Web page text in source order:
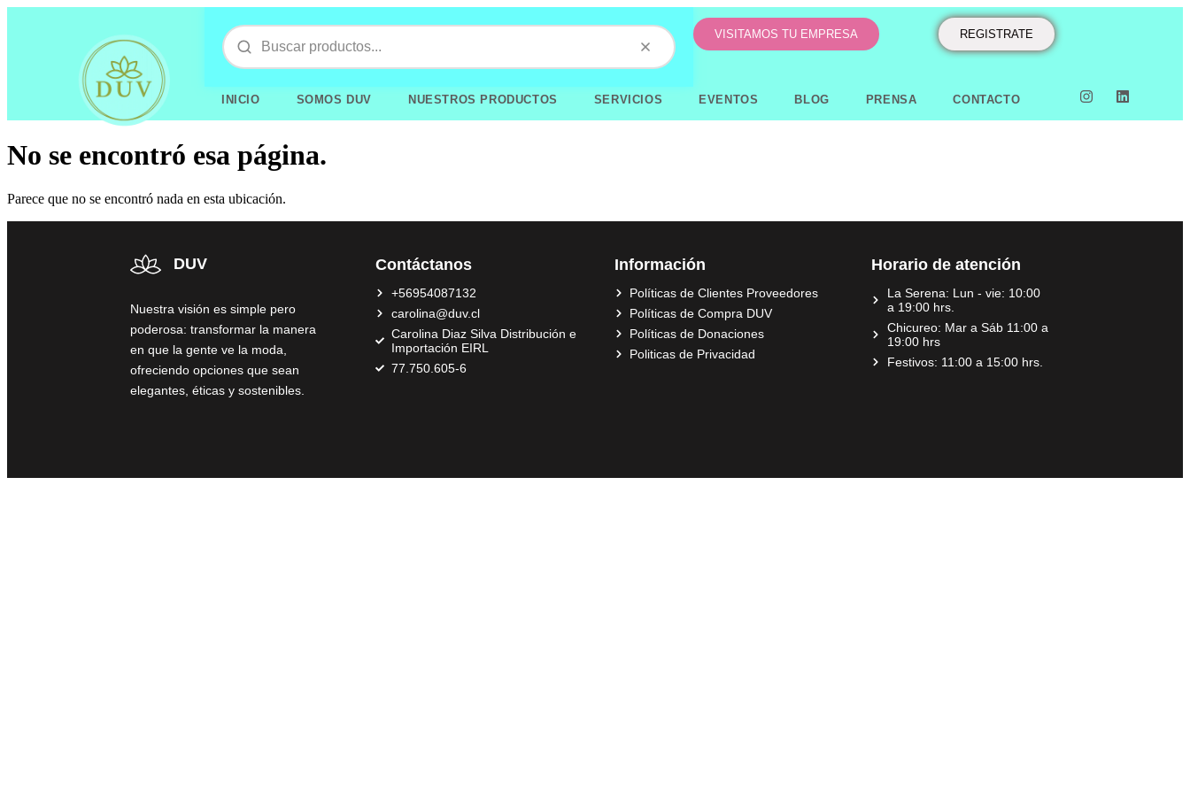
VISITAMOS TU EMPRESA REGISTRATE
INICIO SOMOS DUV NUESTROS PRODUCTOS SERVICIOS EVENTOS BLOG PRENSA CONTACTO
No se encontró esa página.
Parece que no se encontró nada en esta ubicación.
DUV
Nuestra visión es simple pero
poderosa: transformar la manera
en que la gente ve la moda,
ofreciendo opciones que sean
elegantes, éticas y sostenibles.
Contáctanos
+56954087132
carolina@duv.cl
Carolina Diaz Silva Distribución e
Importación EIRL
77.750.605-6
Información
Políticas de Clientes Proveedores
Políticas de Compra DUV
Políticas de Donaciones
Politicas de Privacidad
Horario de atención
La Serena: Lun - vie: 10:00
a 19:00 hrs.
Chicureo: Mar a Sáb 11:00 a
19:00 hrs
Festivos: 11:00 a 15:00 hrs.